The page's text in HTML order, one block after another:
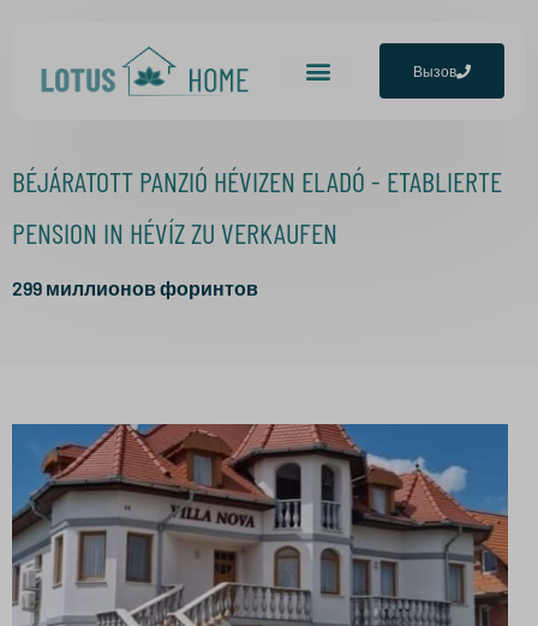
Вызов
BÉJÁRATOTT PANZIÓ HÉVIZEN ELADÓ - ETABLIERTE
PENSION IN HÉVÍZ ZU VERKAUFEN
299 миллионов форинтов